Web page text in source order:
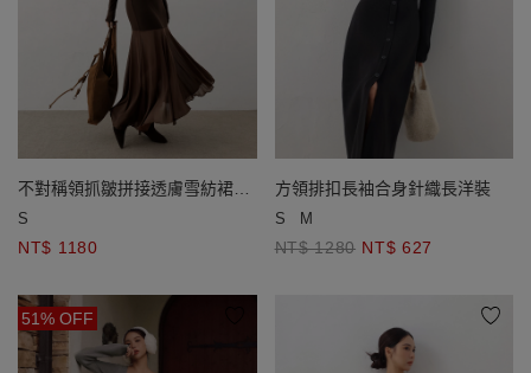
不對稱領抓皺拼接透膚雪紡裙擺
長袖內磨毛BRA長洋裝
S
NT$ 1180
方領排扣長袖合身針織長洋裝
S M
NT$ 1280 NT$ 627
51% OFF